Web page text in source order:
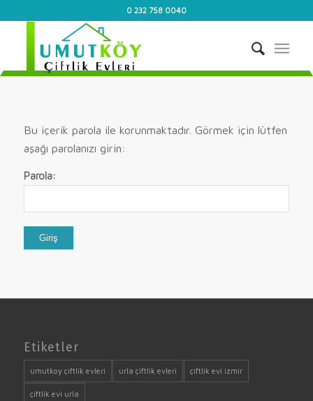
0 232 758 0040
Bu içerik parola ile korunmaktadır. Görmek için lütfen
aşağı parolanızı girin:
Parola:
Etiketler
umutkoy çiftlik evleri urla çiftlik evleri çiftlik evi izmir
çiftlik evi urla